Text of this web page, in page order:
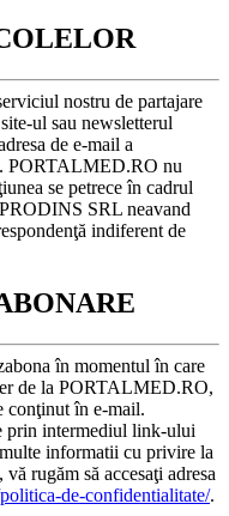
nostru de partajare
ul sau newsletterul
de e-mail a
PORTALMED.RO nu
se petrece în cadrul
SRL neavand
indiferent de
în momentul în care
de la PORTALMED.RO,
conţinut în e-mail.
prin intermediul link-ului
informatii cu privire la
rugăm să accesaţi adresa
de-confidentialitate/.